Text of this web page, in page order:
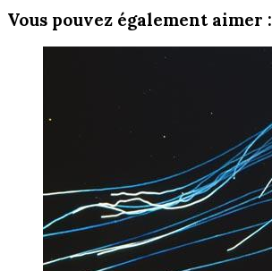
Vous pouvez également aimer :